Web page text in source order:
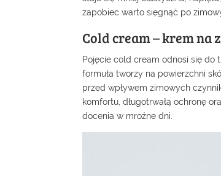
zapobiec warto sięgnąć po
Cold cream – krem na
Pojęcie cold cream odnosi się do
formuła tworzy na powierzchni
przed wpływem zimowych
komfortu, długotrwałą ochronę
docenia w mroźne dni.